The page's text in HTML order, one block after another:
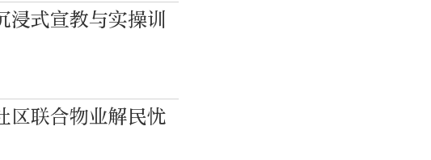
浸式宣教与实操训
区联合物业解民忧